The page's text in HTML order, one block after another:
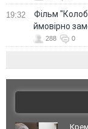
19:32
Фільм
ймовірно
288 0